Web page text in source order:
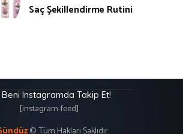
Saç Şekillendirme Rutini
Beni Instagramda Takip Et!
[instagram-feed]